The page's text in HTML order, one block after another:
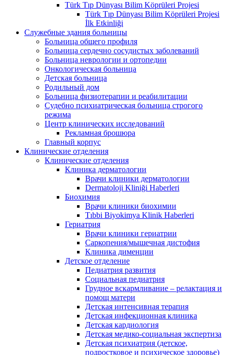
Türk Tıp Dünyası Bilim Köprüleri Projesi
Türk Tıp Dünyası Bilim Köprüleri Projesi
İlk Etkinliği
Служебные здания больницы
Больница общего профиля
Больница сердечно сосудистых заболеваний
Больница неврологии и ортопедии
Онкологическая больница
Детская больница
Родильный дом
Больница физиотерапии и реабилитации
Судебно психиатрическая больница строгого
режима
Центр клинических исследований
Рекламная брошюра
Главный корпус
Клинические отделения
Клинические отделения
Клиника дерматологии
Врачи клиники дерматологии
Dermatoloji Kliniği Haberleri
Биохимия
Врачи клиники биохимии
Tıbbi Biyokimya Klinik Haberleri
Гериатрия
Врачи клиники гериатрии
Саркопения/мышечная дистофия
Клиника дименции
Детское отделение
Педиатрия развития
Социальная педиатрия
Грудное вскармливание – релактация и
помощ матери
Детская интенсивная терапия
Детская инфекционная клиника
Детская кардиология
Детская медико-социальная экспертиза
Детская психиатрия (детское,
подростковое и психическое здоровье)